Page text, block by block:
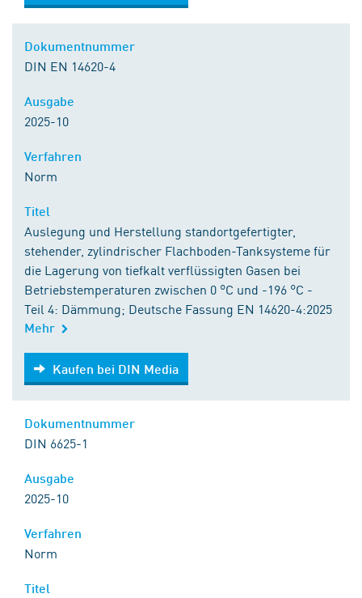
DIN EN 14620-4
2025-10
Norm
Auslegung und Herstellung standortgefertigter,
stehender, zylindrischer Flachboden-Tanksysteme für
die Lagerung von tiefkalt verflüssigten Gasen bei
Betriebstemperaturen zwischen 0 °C und -196 °C -
Teil 4: Dämmung; Deutsche Fassung EN 14620-4:2025
Mehr
Kaufen bei DIN Media
Kaufen bei DIN Media
DIN 6625-1
2025-10
Norm